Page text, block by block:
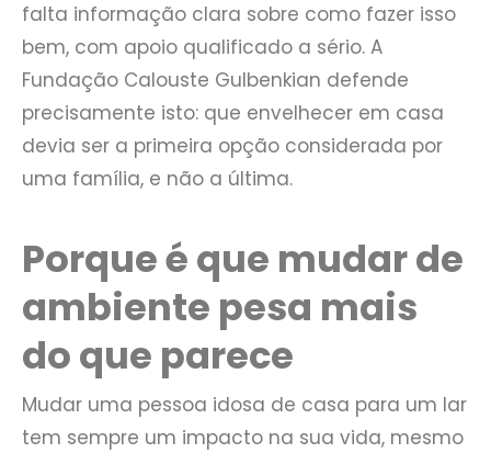
falta informação clara sobre como fazer isso
bem, com apoio qualificado a sério. A
Fundação Calouste Gulbenkian defende
precisamente isto: que envelhecer em casa
devia ser a primeira opção considerada por
uma família, e não a última.
Porque é que mudar de
ambiente pesa mais
do que parece
Mudar uma pessoa idosa de casa para um lar
tem sempre um impacto na sua vida, mesmo